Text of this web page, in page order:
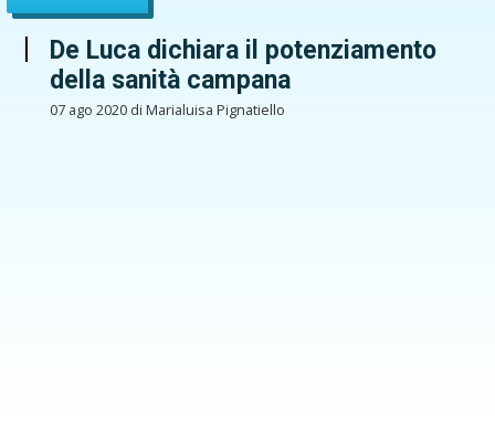
De Luca dichiara il potenziamento
della sanità campana
07 ago 2020 di Marialuisa Pignatiello